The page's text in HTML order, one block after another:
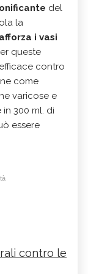
del
la
i vasi
queste
contro
come
varicose e
300 ml. di
essere
contro le